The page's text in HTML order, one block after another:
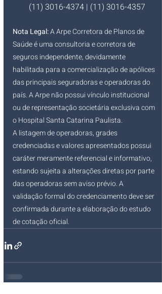
(11) 3016-4374 | (11) 3016-4357
Nota Legal: A Arpe Corretora de Planos de
Saúde é uma consultoria e corretora de
seguros independente, devidamente
habilitada para a comercialização de apólices
das principais seguradoras e operadoras do
país. A Arpe não possui vínculo institucional
ou de representação societária exclusiva com
o Hospital Santa Catarina Paulista.
A listagem de operadoras, grades
credenciadas e valores apresentados possui
caráter meramente referencial e informativo,
estando sujeita a alterações diretas por parte
das operadoras sem aviso prévio. A
validação formal do credenciamento deve ser
confirmada durante a elaboração do estudo
de cotação oficial.